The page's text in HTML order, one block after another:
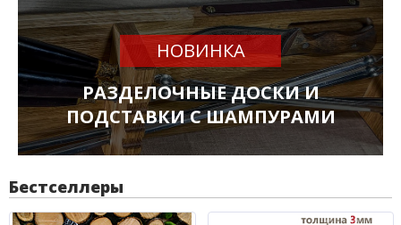
НОВИНКА
РАЗДЕЛОЧНЫЕ ДОСКИ И
ПОДСТАВКИ С ШАМПУРАМИ
Бестселлеры